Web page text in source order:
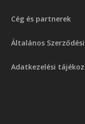
Cég és partnerek
Általános
Adatkezelési